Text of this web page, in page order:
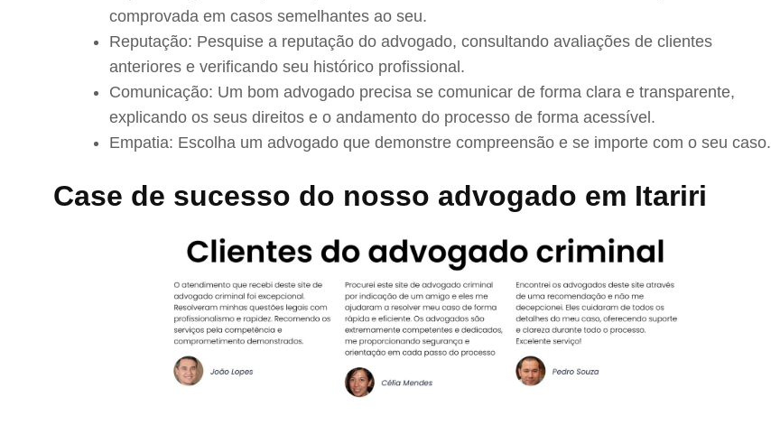
comprovada em casos semelhantes ao seu.
Reputação: Pesquise a reputação do advogado, consultando avaliações de clientes
anteriores e verificando seu histórico profissional.
Comunicação: Um bom advogado precisa se comunicar de forma clara e transparente,
explicando os seus direitos e o andamento do processo de forma acessível.
Empatia: Escolha um advogado que demonstre compreensão e se importe com o seu caso.
Case de sucesso do nosso advogado em Itariri